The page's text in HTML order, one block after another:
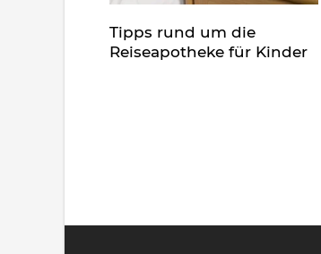
Tipps rund um die
Reiseapotheke für Kinder